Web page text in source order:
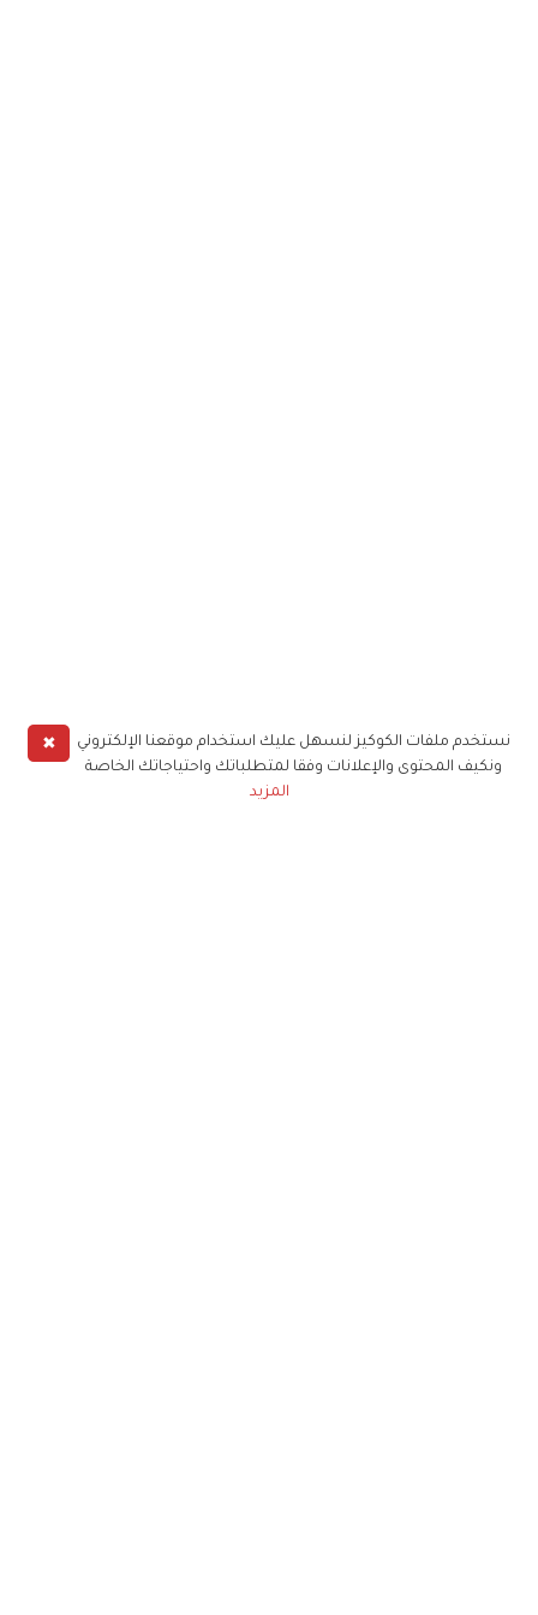
✖
نستخدم ملفات الكوكيز لنسهل عليك استخدام موقعنا الإلكتروني
ونكيف المحتوى والإعلانات وفقا لمتطلباتك واحتياجاتك الخاصة
المزيد